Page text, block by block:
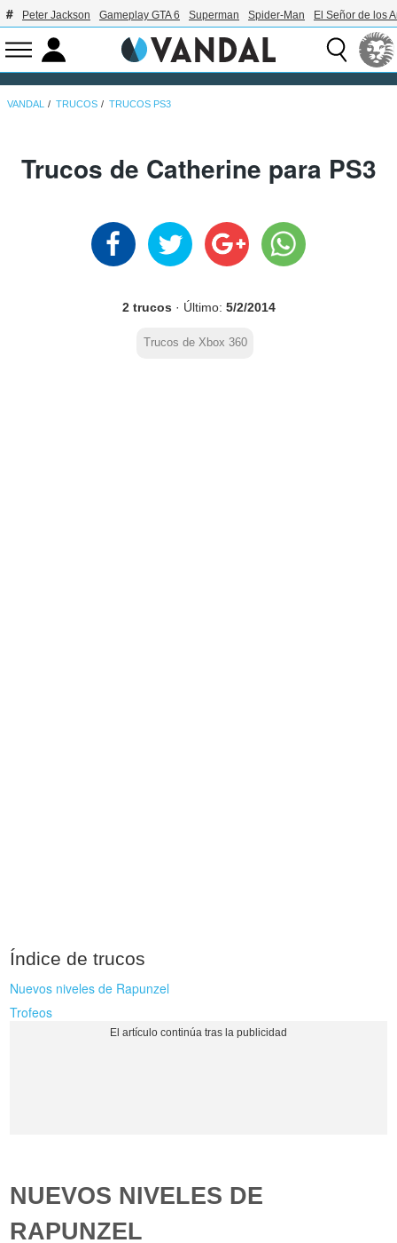
Peter Jackson Gameplay GTA 6 Superman Spider-Man El Señor de los
VANDAL TRUCOS TRUCOS PS3
Trucos de Catherine para PS3
2 trucos · Último: 5/2/2014
Trucos de Xbox 360
Índice de trucos
Nuevos niveles de Rapunzel
Trofeos
NUEVOS NIVELES DE
RAPUNZEL